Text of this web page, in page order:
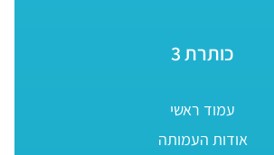
כותרת 3
עמוד ראשי
אודות העמותה